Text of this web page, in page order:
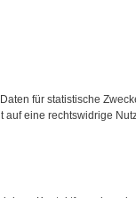
für statistische
auf eine rechtswidrige